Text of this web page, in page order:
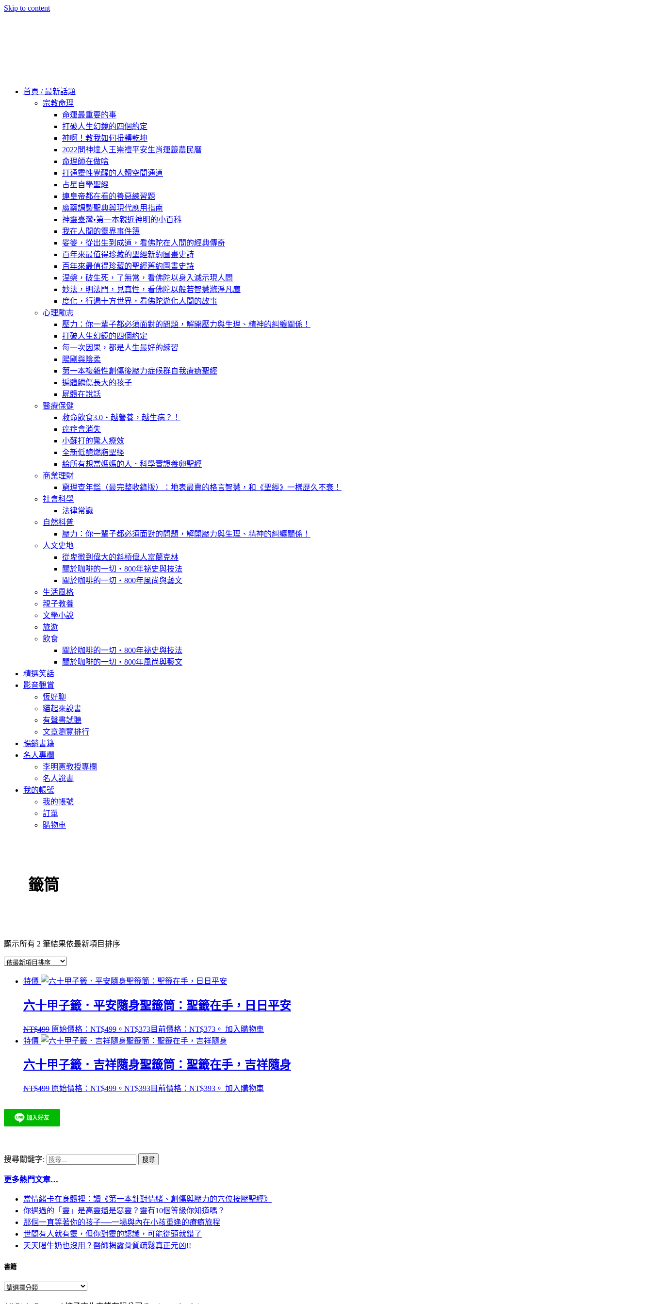
Skip to content
首頁 / 最新話題
宗教命理
命運最重要的事
打破人生幻鏡的四個約定
神啊！教我如何扭轉乾坤
2022問神達人王崇禮平安生肖運籤農民曆
命理師在做啥
打通靈性覺醒的人體空間通道
占星自學聖經
連皇帝都在看的善惡練習題
魔藥調製聖典與現代應用指南
神靈臺灣•第一本親近神明的小百科
我在人間的靈界事件簿
娑婆，從出生到成道，看佛陀在人間的經典傳奇
百年來最值得珍藏的聖經新約圖畫史詩
百年來最值得珍藏的聖經舊約圖畫史詩
涅槃，破生死，了無常，看佛陀以身入滅示現人間
妙法，明法門，見真性，看佛陀以般若智慧滌淨凡塵
度化，行遍十方世界，看佛陀遊化人間的故事
心理勵志
壓力：你一輩子都必須面對的問題，解開壓力與生理、精神的糾纏關係！
打破人生幻鏡的四個約定
每一次因果，都是人生最好的練習
陽剛與陰柔
第一本複雜性創傷後壓力症候群自我療癒聖經
遍體鱗傷長大的孩子
屍體在說話
醫療保健
救命飲食3.0‧越營養，越生病？！
癌症會消失
小蘇打的驚人療效
全新低醣燃脂聖經
給所有想當媽媽的人．科學實證養卵聖經
商業理財
窮理查年鑑（最完整收錄版）：地表最賣的格言智慧，和《聖經》一樣歷久不衰！
社會科學
法律常識
自然科普
壓力：你一輩子都必須面對的問題，解開壓力與生理、精神的糾纏關係！
人文史地
從卑微到偉大的斜槓偉人富蘭克林
關於咖啡的一切‧800年祕史與技法
關於咖啡的一切‧800年風尚與藝文
生活風格
親子教養
文學小說
旅遊
飲食
關於咖啡的一切‧800年祕史與技法
關於咖啡的一切‧800年風尚與藝文
精選笑話
影音觀賞
恆好聊
貓起來說書
有聲書試聽
文章瀏覽排行
暢銷書籍
名人專欄
李明憲教授專欄
名人說書
我的帳號
我的帳號
訂單
購物車
籤筒
顯示所有 2 筆結果依最新項目排序
特價
六十甲子籤．平安隨身聖籤筒：聖籤在手，日日平安
NT$499 原始價格：NT$499。 NT$373目前價格：NT$373。 加入購物車
特價
六十甲子籤．吉祥隨身聖籤筒：聖籤在手，吉祥隨身
NT$499 原始價格：NT$499。 NT$393目前價格：NT$393。 加入購物車
搜尋關鍵字:
更多熱門文章…
當情緒卡在身體裡：讀《第一本針對情緒、創傷與壓力的穴位按壓聖經》
你遇過的「靈」是高靈還是惡靈？靈有10個等級你知道嗎？
那個一直等著你的孩子──一場與內在小孩重逢的療癒旅程
世間有人就有靈，但你對靈的認識，可能從頭就錯了
天天喝牛奶也沒用？醫師揭露骨質疏鬆真正元凶!!
書籍